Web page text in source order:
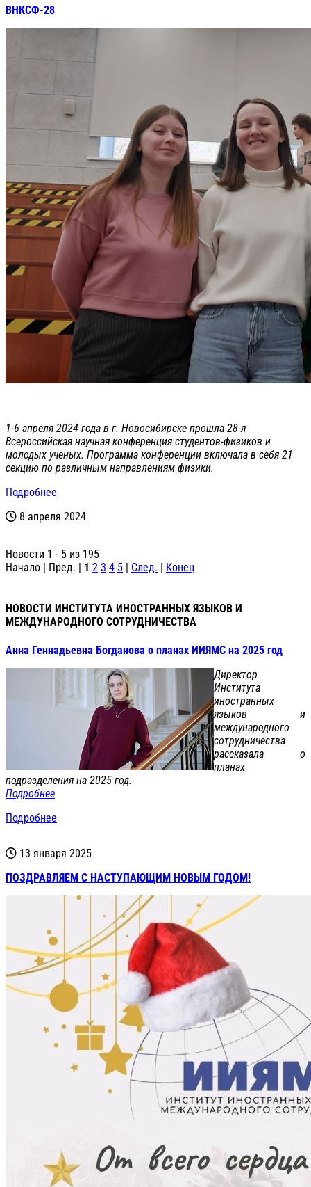
ВНКСФ-28
1-6 апреля 2024 года в г. Новосибирске прошла 28-я
Всероссийская научная конференция студентов-физиков и
молодых ученых. Программа конференции включала в себя 21
секцию по различным направлениям физики.
Подробнее
8 апреля 2024
Новости 1 - 5 из 195
Начало | Пред. | 1 2 3 4 5 | След. | Конец
НОВОСТИ ИНСТИТУТА ИНОСТРАННЫХ ЯЗЫКОВ И
МЕЖДУНАРОДНОГО СОТРУДНИЧЕСТВА
Анна Геннадьевна Богданова о планах ИИЯМС на 2025 год
Директор
Института
иностранных
языков и
международного
сотрудничества
рассказала о
планах
подразделения на 2025 год.
Подробнее
Подробнее
13 января 2025
ПОЗДРАВЛЯЕМ С НАСТУПАЮЩИМ НОВЫМ ГОДОМ!